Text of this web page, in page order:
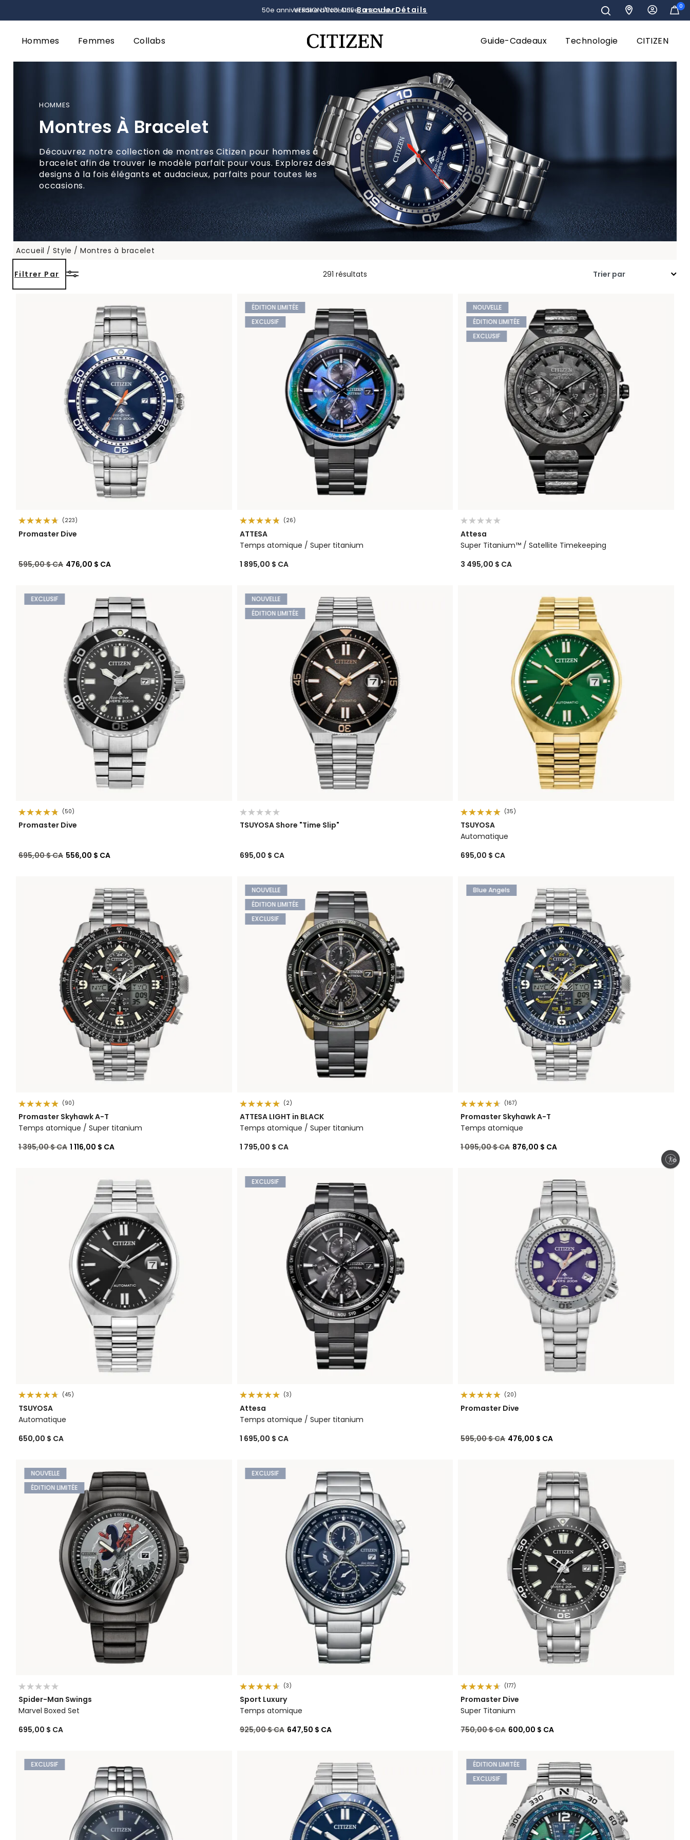
VERSION ANGLAISEBasculer
Hommes Femmes Collabs Guide-Cadeaux Technologie CITIZEN
0
HOMMES
Montres À Bracelet
Découvrez notre collection de montres Citizen pour hommes à
bracelet afin de trouver le modèle parfait pour vous. Explorez des
designs à la fois élégants et audacieux, parfaits pour toutes les
occasions.
Accueil Style Montres à bracelet
291 résultats
Filtrer Par
plongée sous-marine)
(223)
Promaster Dive
Prix réduit de
595,00 $ CAà476,00 $ CA
ÉDITION LIMITÉE
EXCLUSIF
(26)
ATTESA
Temps atomique / Super titanium
1 895,00 $ CA
NOUVELLE
ÉDITION LIMITÉE
EXCLUSIF
Attesa
Super Titanium™ / Satellite Timekeeping
3 495,00 $ CA
EXCLUSIF
(50)
Promaster Dive
Prix réduit de
695,00 $ CAà556,00 $ CA
NOUVELLE
ÉDITION LIMITÉE
TSUYOSA Shore "Time Slip"
695,00 $ CA
(35)
TSUYOSA
Automatique
695,00 $ CA
(90)
Promaster Skyhawk A-T
Temps atomique / Super titanium
Prix réduit de
1 395,00 $ CAà1 116,00 $ CA
NOUVELLE
ÉDITION LIMITÉE
EXCLUSIF
(2)
ATTESA LIGHT in BLACK
Temps atomique / Super titanium
1 795,00 $ CA
Blue Angels
(167)
Promaster Skyhawk A-T
Temps atomique
Prix réduit de
1 095,00 $ CAà876,00 $ CA
(45)
TSUYOSA
Automatique
650,00 $ CA
EXCLUSIF
(3)
Attesa
Temps atomique / Super titanium
1 695,00 $ CA
(20)
Promaster Dive
Prix réduit de
595,00 $ CAà476,00 $ CA
NOUVELLE
ÉDITION LIMITÉE
Spider-Man Swings
Marvel Boxed Set
695,00 $ CA
EXCLUSIF
(3)
Sport Luxury
Temps atomique
Prix réduit de
925,00 $ CAà647,50 $ CA
(177)
Promaster Dive
Super Titanium
Prix réduit de
750,00 $ CAà600,00 $ CA
EXCLUSIF
ÉDITION LIMITÉE
EXCLUSIF
Ajouté à Gérer la liste